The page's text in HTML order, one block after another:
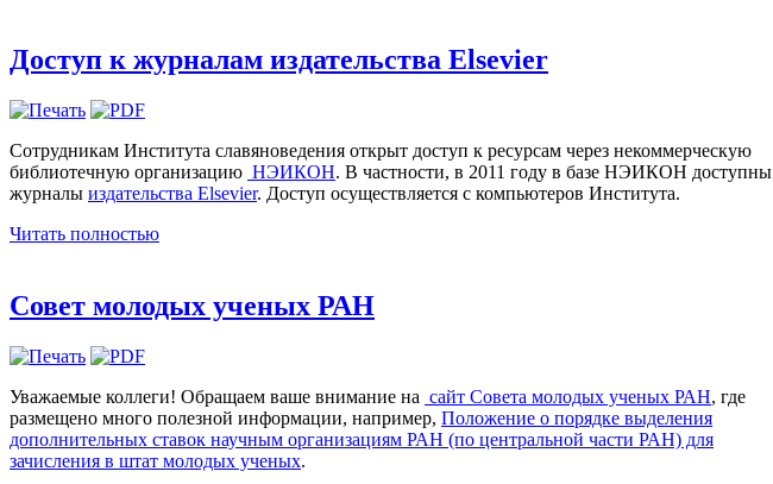
Доступ к журналам издательства Elsevier
Сотрудникам Института славяноведения открыт доступ к ресурсам через некоммерческую
библиотечную организацию НЭИКОН. В частности, в 2011 году в базе НЭИКОН доступны
журналы издательства Elsevier. Доступ осуществляется с компьютеров Института.
Читать полностью
Совет молодых ученых РАН
Уважаемые коллеги! Обращаем ваше внимание на сайт Совета молодых ученых РАН, где
размещено много полезной информации, например, Положение о порядке выделения
дополнительных ставок научным организациям РАН (по центральной части РАН) для
зачисления в штат молодых ученых.